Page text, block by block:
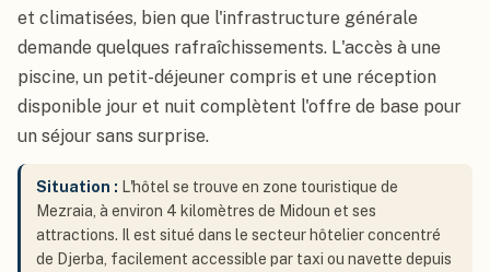
et climatisées, bien que l'infrastructure générale
demande quelques rafraîchissements. L'accès à une
piscine, un petit-déjeuner compris et une réception
disponible jour et nuit complètent l'offre de base pour
un séjour sans surprise.
Situation : L'hôtel se trouve en zone touristique de
Mezraia, à environ 4 kilomètres de Midoun et ses
attractions. Il est situé dans le secteur hôtelier concentré
de Djerba, facilement accessible par taxi ou navette depuis